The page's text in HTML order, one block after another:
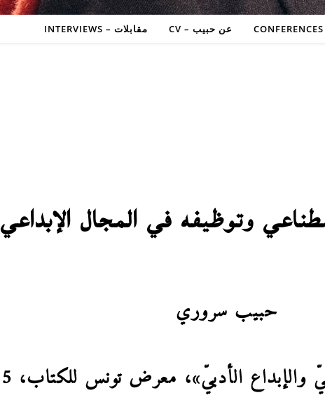
عن حبيب – CV مقابلات – INTERVIEWS
وتوظيفه في المجال الإبداعي
حبيب سروري
الأدبيّ»، معرض تونس للكتاب، 2025)